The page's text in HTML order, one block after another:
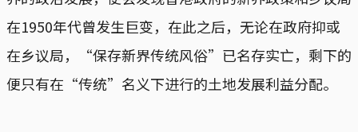
在1950年代曾发生巨变，在此之后，无论在政府抑或
在乡议局，“保存新界传统风俗”已名存实亡，剩下的
便只有在“传统”名义下进行的土地发展利益分配。